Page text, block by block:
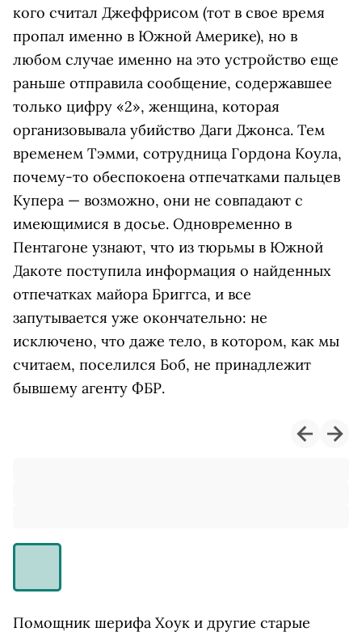
кого считал Джеффрисом (тот в свое время
пропал именно в Южной Америке), но в
любом случае именно на это устройство еще
раньше отправила сообщение, содержавшее
только цифру «2», женщина, которая
организовывала убийство Даги Джонса. Тем
временем Тэмми, сотрудница Гордона Коула,
почему-то обеспокоена отпечатками пальцев
Купера — возможно, они не совпадают с
имеющимися в досье. Одновременно в
Пентагоне узнают, что из тюрьмы в Южной
Дакоте поступила информация о найденных
отпечатках майора Бриггса, и все
запутывается уже окончательно: не
исключено, что даже тело, в котором, как мы
считаем, поселился Боб, не принадлежит
бывшему агенту ФБР.
Помощник шерифа Хоук и другие старые